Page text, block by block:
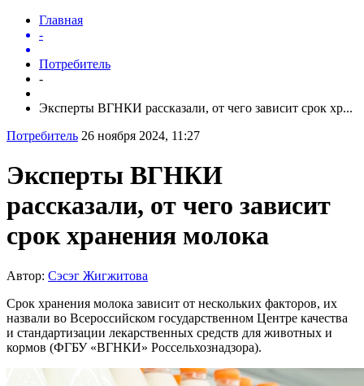
Главная
-
Потребитель
-
Эксперты ВГНКИ рассказали, от чего зависит срок хр...
Потребитель 26 ноября 2024, 11:27
Эксперты ВГНКИ
рассказали, от чего зависит
срок хранения молока
Автор: Сэсэг Жигжитова
Срок хранения молока зависит от нескольких факторов, их
назвали во Всероссийском государственном Центре качества
и стандартизации лекарственных средств для животных и
кормов (ФГБУ «ВГНКИ» Россельхознадзора).